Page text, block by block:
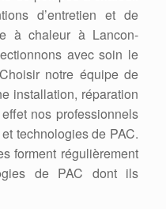
d’entretien et de
à chaleur à Lancon-
avec soin le
notre équipe de
installation, réparation
nos professionnels
technologies de PAC.
forment régulièrement
de PAC dont ils